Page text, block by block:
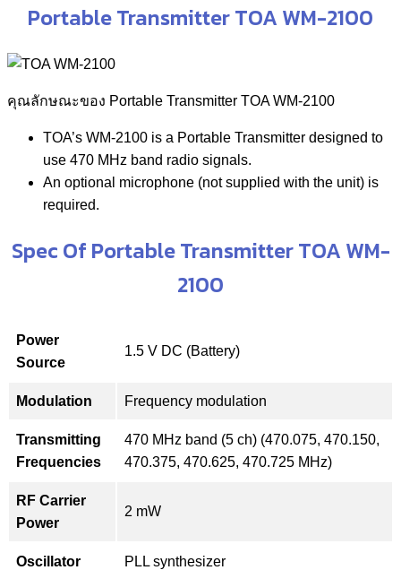
Portable Transmitter TOA WM-2100
คุณลักษณะของ Portable Transmitter TOA WM-2100
TOA’s WM-2100 is a Portable Transmitter designed to
use 470 MHz band radio signals.
An optional microphone (not supplied with the unit) is
required.
Spec Of Portable Transmitter TOA WM-
2100
Power
Source
1.5 V DC (Battery)
Modulation Frequency modulation
Transmitting
Frequencies
470 MHz band (5 ch) (470.075, 470.150,
470.375, 470.625, 470.725 MHz)
RF Carrier
Power
2 mW
Oscillator PLL synthesizer